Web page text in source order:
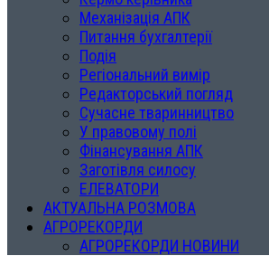
Механізація АПК
Питання бухгалтерії
Подія
Регіональний вимір
Редакторський погляд
Сучасне тваринництво
У правовому полі
Фінансування АПК
Заготівля силосу
ЕЛЕВАТОРИ
АКТУАЛЬНА РОЗМОВА
АГРОРЕКОРДИ
АГРОРЕКОРДИ НОВИНИ